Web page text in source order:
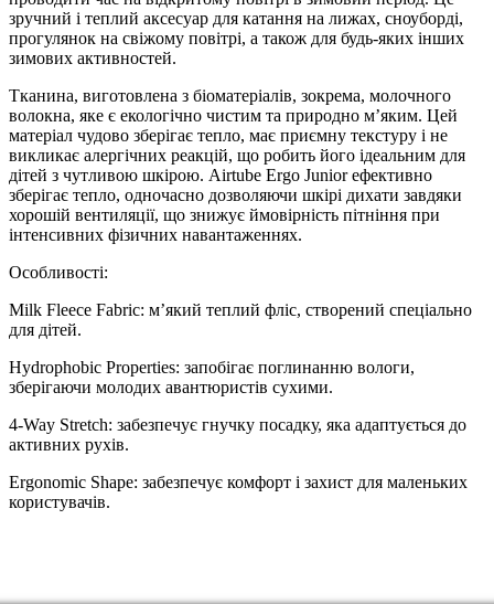
зручний і теплий аксесуар для катання на лижах, сноуборді,
прогулянок на свіжому повітрі, а також для будь-яких інших
зимових активностей.
Тканина, виготовлена з біоматеріалів, зокрема, молочного
волокна, яке є екологічно чистим та природно м’яким. Цей
матеріал чудово зберігає тепло, має приємну текстуру і не
викликає алергічних реакцій, що робить його ідеальним для
дітей з чутливою шкірою. Airtube Ergo Junior ефективно
зберігає тепло, одночасно дозволяючи шкірі дихати завдяки
хорошій вентиляції, що знижує ймовірність пітніння при
інтенсивних фізичних навантаженнях.
Особливості:
Milk Fleece Fabric: м’який теплий фліс, створений спеціально
для дітей.
Hydrophobic Properties: запобігає поглинанню вологи,
зберігаючи молодих авантюристів сухими.
4-Way Stretch: забезпечує гнучку посадку, яка адаптується до
активних рухів.
Ergonomic Shape: забезпечує комфорт і захист для маленьких
користувачів.